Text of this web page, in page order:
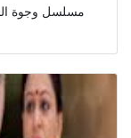
مسلسل وجوة